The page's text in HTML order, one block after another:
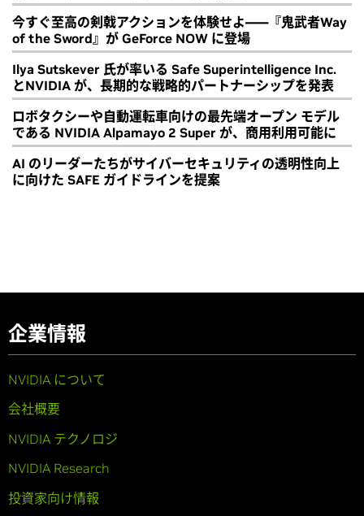
今すぐ至高の剣戟アクションを体験せよ――『鬼武者Way
of the Sword』が GeForce NOW に登場
Ilya Sutskever 氏が率いる Safe Superintelligence Inc.
とNVIDIA が、長期的な戦略的パートナーシップを発表
ロボタクシーや自動運転車向けの最先端オープン モデル
である NVIDIA Alpamayo 2 Super が、商用利用可能に
AI のリーダーたちがサイバーセキュリティの透明性向上
に向けた SAFE ガイドラインを提案
企業情報
NVIDIA について
会社概要
NVIDIA テクノロジ
NVIDIA Research
投資家向け情報